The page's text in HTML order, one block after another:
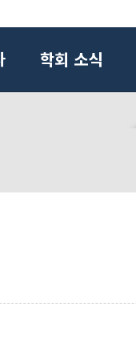
학회 소식